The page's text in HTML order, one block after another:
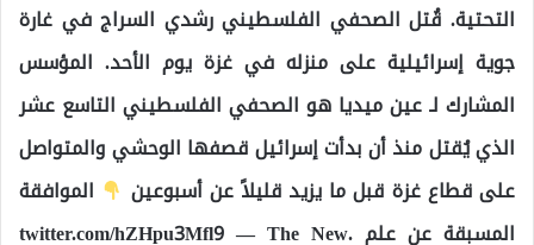
التحتية. قُتل الصحفي الفلسطيني رشدي السراج في غارة
جوية إسرائيلية على منزله في غزة يوم الأحد. المؤسس
المشارك لـ عين ميديا ​​هو الصحفي الفلسطيني التاسع عشر
الذي يُقتل منذ أن بدأت إسرائيل قصفها الوحشي والمتواصل
على قطاع غزة قبل ما يزيد قليلاً عن أسبوعين
الموافقة
المسبقة عن علم .twitter.com/hZHpu3Mfl9 — The New